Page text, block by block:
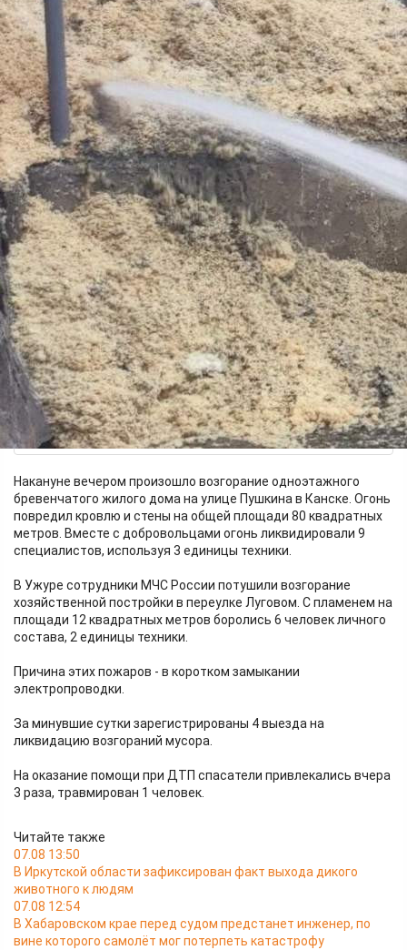
Тушение пожара в Канске
Спасателям нашлась работа и в Ужуре
Выезд на ликвидацию возгорания мусора
Накануне вечером произошло возгорание одноэтажного
бревенчатого жилого дома на улице Пушкина в Канске. Огонь
повредил кровлю и стены на общей площади 80 квадратных
метров. Вместе с добровольцами огонь ликвидировали 9
специалистов, используя 3 единицы техники.
В Ужуре сотрудники МЧС России потушили возгорание
хозяйственной постройки в переулке Луговом. С пламенем на
площади 12 квадратных метров боролись 6 человек личного
состава, 2 единицы техники.
Причина этих пожаров - в коротком замыкании
электропроводки.
За минувшие сутки зарегистрированы 4 выезда на
ликвидацию возгораний мусора.
На оказание помощи при ДТП спасатели привлекались вчера
3 раза, травмирован 1 человек.
Читайте также
07.08 13:50
В Иркутской области зафиксирован факт выхода дикого
животного к людям
07.08 12:54
В Хабаровском крае перед судом предстанет инженер, по
вине которого самолёт мог потерпеть катастрофу